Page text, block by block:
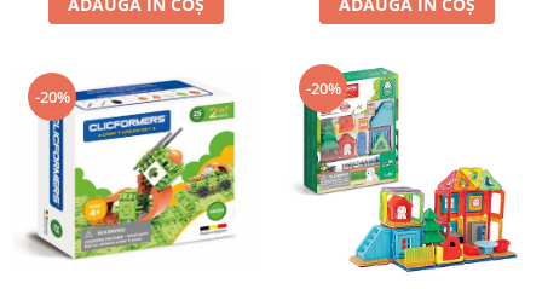
ADAUGĂ ÎN COȘ ADAUGĂ ÎN COȘ
-20% -20%